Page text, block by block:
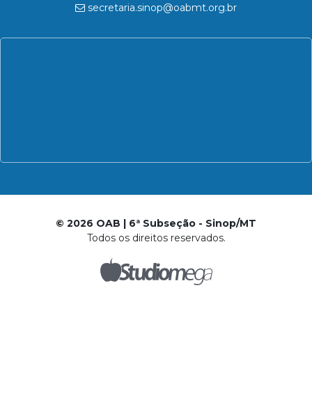
secretaria.sinop@oabmt.org.br
© 2026 OAB | 6ª Subseção - Sinop/MT
Todos os direitos reservados.